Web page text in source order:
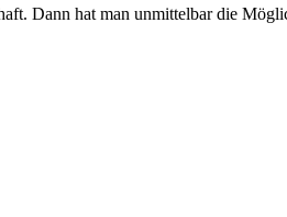
Dann hat man unmittelbar die